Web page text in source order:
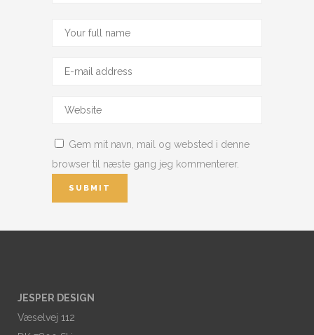
Gem mit navn, mail og websted i denne
browser til næste gang jeg kommenterer.
JESPER DESIGN
Væselvej 112